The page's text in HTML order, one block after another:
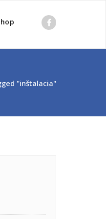
"inštalacia"